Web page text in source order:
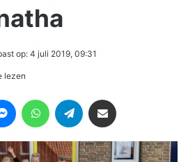
op: 4 juli 2019, 09:31
lezen